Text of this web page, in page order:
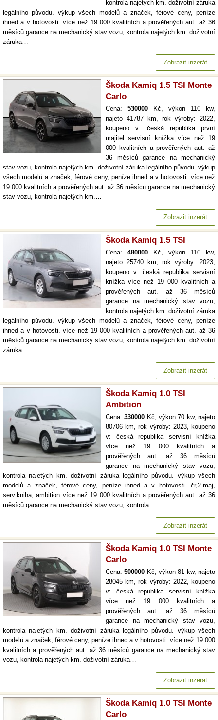
kontrola najetých km. doživotní záruka
legálního původu. výkup všech modelů a značek, férové ceny, peníze
ihned a v hotovosti. více než 19 000 kvalitních a prověřených aut. až 36
měsíců garance na mechanický stav vozu, kontrola najetých km. doživotní
záruka…
Zobrazit inzerát
Škoda Kamiq 1.5 TSI Monte
Carlo
Cena: 530000 Kč, výkon 110 kw,
najeto 41787 km, rok výroby: 2022,
koupeno v: česká republika první
majitel servisní knížka více než 19
000 kvalitních a prověřených aut. až
36 měsíců garance na mechanický
stav vozu, kontrola najetých km. doživotní záruka legálního původu. výkup
všech modelů a značek, férové ceny, peníze ihned a v hotovosti. více než
19 000 kvalitních a prověřených aut. až 36 měsíců garance na mechanický
stav vozu, kontrola najetých km.…
Zobrazit inzerát
Škoda Kamiq 1.5 TSI
Cena: 480000 Kč, výkon 110 kw,
najeto 25740 km, rok výroby: 2023,
koupeno v: česká republika servisní
knížka více než 19 000 kvalitních a
prověřených aut. až 36 měsíců
garance na mechanický stav vozu,
kontrola najetých km. doživotní záruka
legálního původu. výkup všech modelů a značek, férové ceny, peníze
ihned a v hotovosti. více než 19 000 kvalitních a prověřených aut. až 36
měsíců garance na mechanický stav vozu, kontrola najetých km. doživotní
záruka…
Zobrazit inzerát
Škoda Kamiq 1.0 TSI
Ambition
Cena:330000 Kč, výkon 70 kw, najeto
80706 km, rok výroby: 2023, koupeno
v: česká republika servisní knížka
více než 19 000 kvalitních a
prověřených aut. až 36 měsíců
garance na mechanický stav vozu,
kontrola najetých km. doživotní záruka legálního původu. výkup všech
modelů a značek, férové ceny, peníze ihned a v hotovosti. čr,2.maj,
serv.kniha, ambition více než 19 000 kvalitních a prověřených aut. až 36
měsíců garance na mechanický stav vozu, kontrola…
Zobrazit inzerát
Škoda Kamiq 1.0 TSI Monte
Carlo
Cena:500000 Kč, výkon 81 kw, najeto
28045 km, rok výroby: 2022, koupeno
v: česká republika servisní knížka
více než 19 000 kvalitních a
prověřených aut. až 36 měsíců
garance na mechanický stav vozu,
kontrola najetých km. doživotní záruka legálního původu. výkup všech
modelů a značek, férové ceny, peníze ihned a v hotovosti. více než 19 000
kvalitních a prověřených aut. až 36 měsíců garance na mechanický stav
vozu, kontrola najetých km. doživotní záruka…
Zobrazit inzerát
Škoda Kamiq 1.0 TSI Monte
Carlo